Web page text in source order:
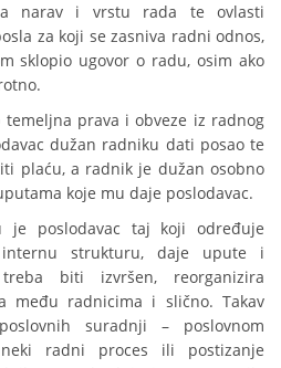
narav i vrstu rada te ovlasti
za koji se zasniva radni odnos,
sklopio ugovor o radu, osim ako
temeljna prava i obveze iz radnog
dužan radniku dati posao te
plaću, a radnik je dužan osobno
koje mu daje poslodavac.
je poslodavac taj koji određuje
strukturu, daje upute i
biti izvršen, reorganizira
među radnicima i slično. Takav
suradnji – poslovnom
radni proces ili postizanje